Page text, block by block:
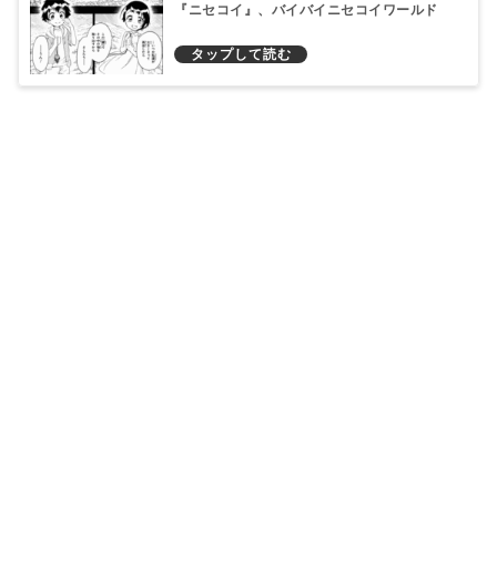
『ニセコイ』、バイバイニセコイワールド